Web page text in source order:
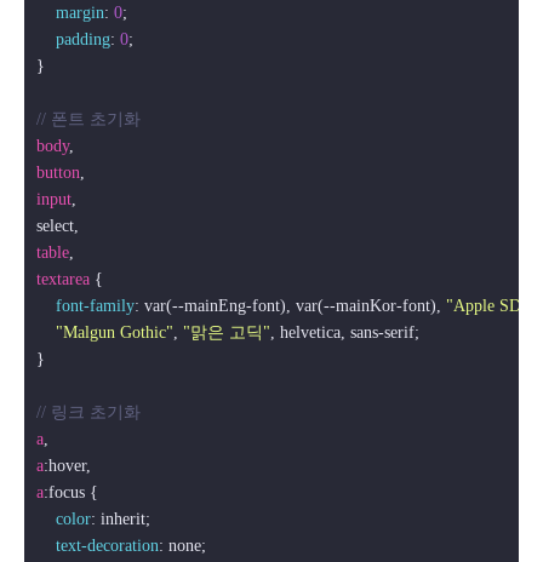
margin: 0;
padding: 0;
}
// 폰트 초기화
body
button
input,
table
textarea {
font-family: var(--mainEng-font), var(--mainKor-font), "Apple SD
"Malgun Gothic", "맑은 고딕", helvetica, sans-serif;
}
// 링크 초기화
a
a:hover
a:focus {
color: inherit;
text-decoration: none;